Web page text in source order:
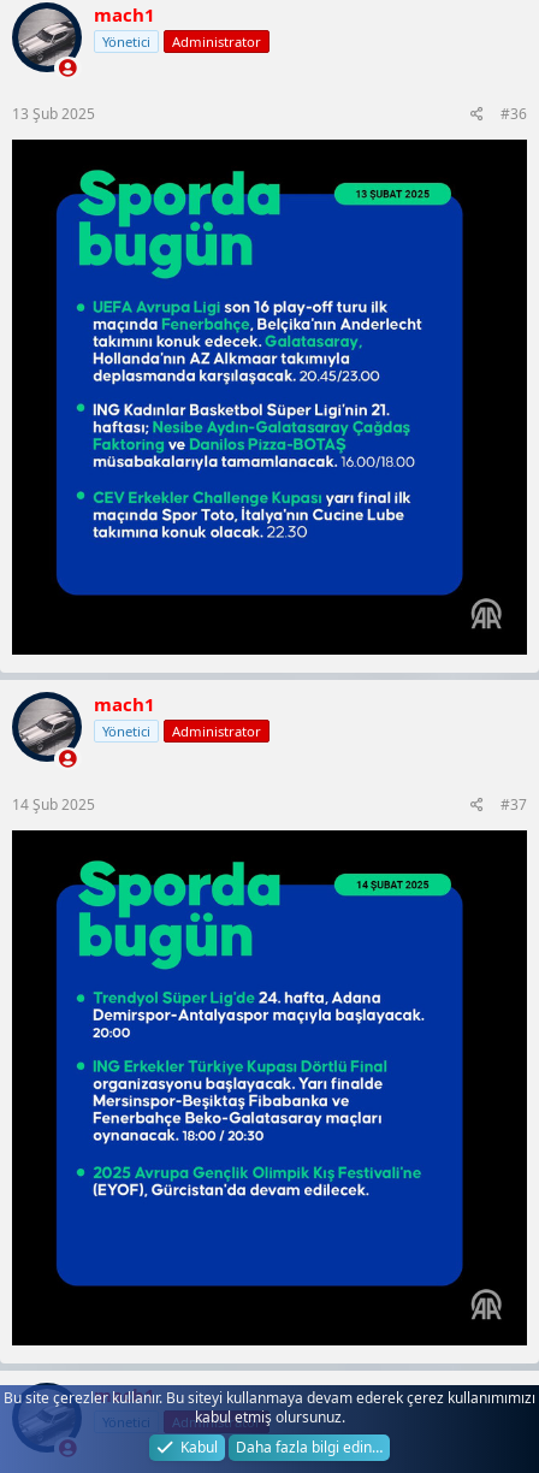
mach1
Yönetici Administrator
13 Şub 2025 #36
mach1
Yönetici Administrator
14 Şub 2025 #37
mach1
Yönetici Administrator
Bu site çerezler kullanır. Bu siteyi kullanmaya devam ederek çerez kullanımımızı
kabul etmiş olursunuz.
Kabul
Daha fazla bilgi edin…